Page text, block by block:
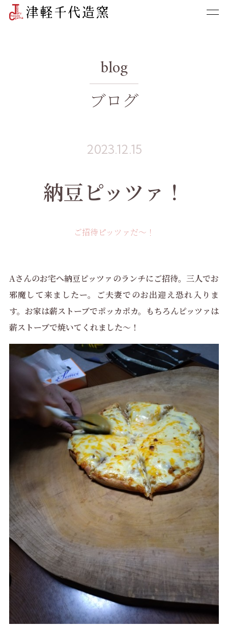
blog
ブログ
2023.12.15
納豆ピッツァ！
ご招待ピッツァだ〜！
Aさんのお宅へ納豆ピッツァのランチにご招待。三人でお
邪魔して来ましたー。ご夫妻でのお出迎え恐れ入りま
す。 お家は薪ストーブでポッカポカ。もちろんピッツァは
薪ストーブで焼いてくれました～！